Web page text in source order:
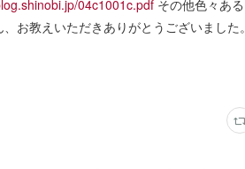
04c1001c.pdf その他色々ある
お教えいただきありがとうございました。